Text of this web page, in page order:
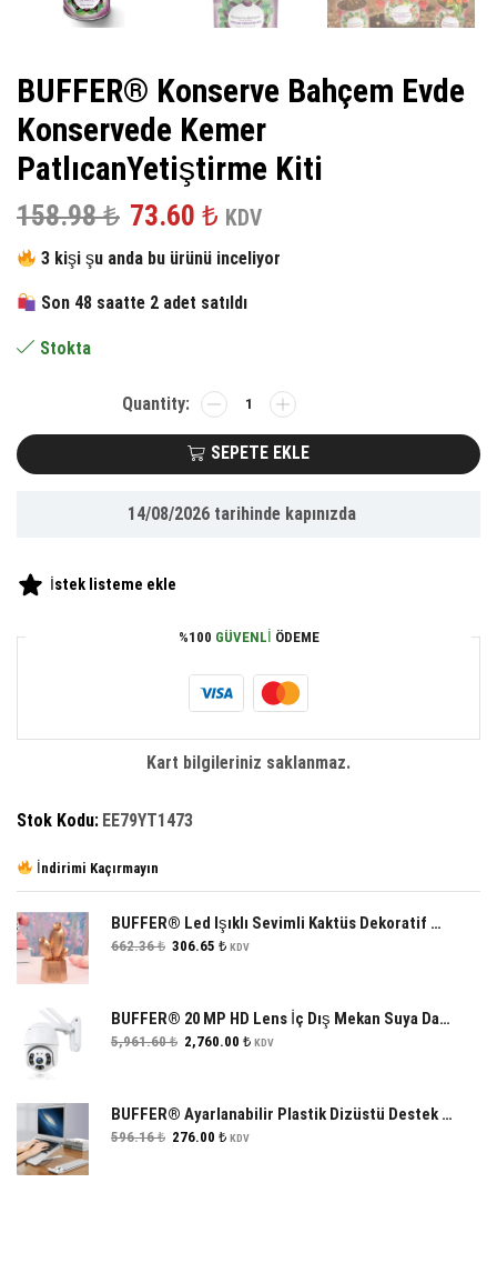
BUFFER® Konserve Bahçem Evde
Konservede Kemer
PatlıcanYetiştirme Kiti
158.98₺ Orijinal
fiyat:
158.98 ₺.
73.60 ₺ Şu
andaki
fiyat:
KDV
3 kişi şu anda bu ürünü inceliyor
Son 48 saatte 2 adet satıldı
Stokta
BUFFER®
Konserve
Bahçem
Evde
Kemer
SEPETE EKLE
14/08/2026 tarihinde kapınızda
İstek listeme ekle
%100 GÜVENLI ÖDEME
Kart bilgileriniz saklanmaz.
Stok Kodu: EE79YT1473
İndirimi Kaçırmayın
BUFFER® Led Işıklı Sevimli Kaktüs Dekoratif Masa Lambası Mini Biblo Gece Lambası Gold
662.36₺ Orijinal
306.65 ₺Şu
KDV
BUFFER® 20 MP HD Lens İç Dış Mekan Suya Danıklı IP Wifi Network Güvenlik Kamerası Wifi Kamera
5,961.60₺ Orijinal
2,760.00 ₺Şu
KDV
BUFFER® Ayarlanabilir Plastik Dizüstü Destek Tabanı Katlanabilir Taşınabilir Laptop Sehpası Yükselti
596.16₺ Orijinal
276.00 ₺ŞuKDV